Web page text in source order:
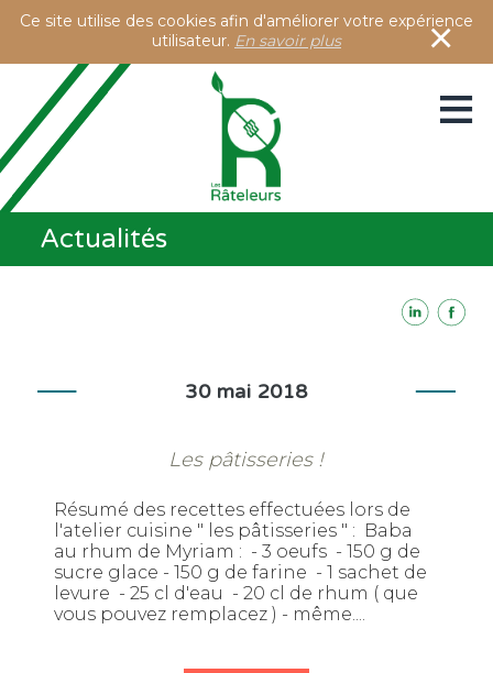
Ce site utilise des cookies afin d'améliorer votre expérience
utilisateur. En savoir plus ×
≡
Accès à notre blog
Actualités
30 mai 2018
Les pâtisseries !
Résumé des recettes effectuées lors de
l'atelier cuisine " les pâtisseries " : Baba
au rhum de Myriam : - 3 oeufs - 150 g de
sucre glace - 150 g de farine - 1 sachet de
levure - 25 cl d'eau - 20 cl de rhum ( que
vous pouvez remplacez ) - même....